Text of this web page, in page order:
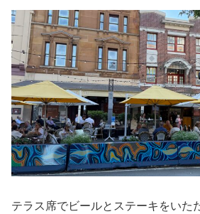
テラス席でビールとステーキをいた